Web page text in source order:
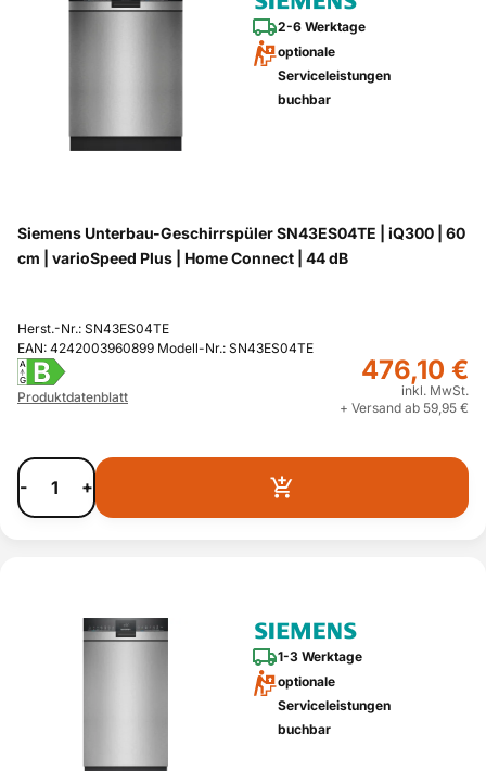
2-6 Werktage
optionale
Serviceleistungen
buchbar
Siemens Unterbau-Geschirrspüler SN43ES04TE | iQ300 | 60
cm | varioSpeed Plus | Home Connect | 44 dB
Herst.-Nr.: SN43ES04TE
EAN: 4242003960899 Modell-Nr.: SN43ES04TE
A
G B
Produktdatenblatt
476,10 €
inkl. MwSt.
+ Versand ab 59,95 €
- +
1-3 Werktage
optionale
Serviceleistungen
buchbar